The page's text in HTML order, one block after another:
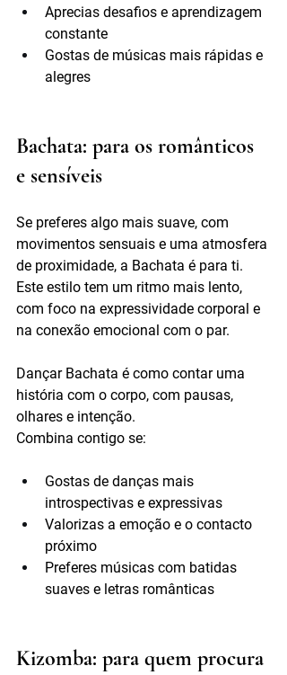
Aprecias desafios e aprendizagem
constante
Gostas de músicas mais rápidas e
alegres
Bachata: para os românticos
e sensíveis
Se preferes algo mais suave, com
movimentos sensuais e uma atmosfera
de proximidade, a Bachata é para ti.
Este estilo tem um ritmo mais lento,
com foco na expressividade corporal e
na conexão emocional com o par.
Dançar Bachata é como contar uma
história com o corpo, com pausas,
olhares e intenção.
Combina contigo se:
Gostas de danças mais
introspectivas e expressivas
Valorizas a emoção e o contacto
próximo
Preferes músicas com batidas
suaves e letras românticas
Kizomba: para quem procura